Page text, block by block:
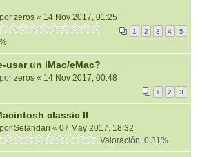
zeros « 14 Nov 2017, 01:25
1 2 3 4 5
usar un iMac/eMac?
zeros « 14 Nov 2017, 00:48
1 2 3
classic II
Selandari « 07 May 2017, 18:32
Valoración: 0.31%